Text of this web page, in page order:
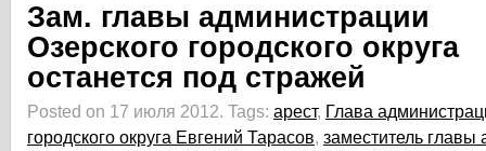
Зам. главы администрации
Озерского городского округа
останется под стражей
Posted on 17 июля 2012. Tags: арест, Глава
городского округа Евгений Тарасов, заместитель главы